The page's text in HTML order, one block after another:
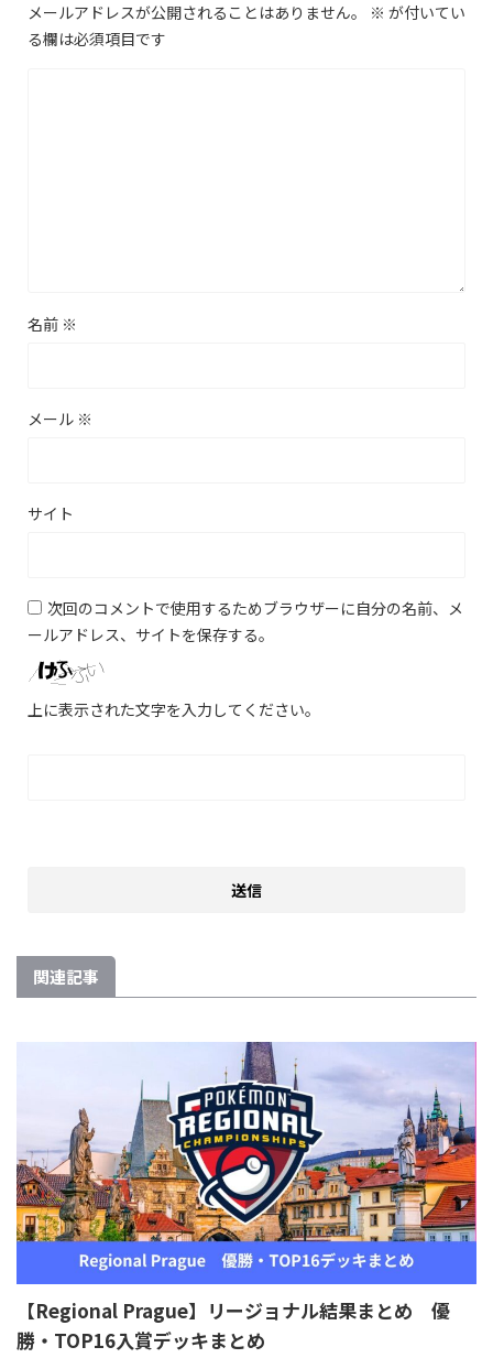
メールアドレスが公開されることはありません。 ※ が付いてい
る欄は必須項目です
名前 ※
メール ※
サイト
次回のコメントで使用するためブラウザーに自分の名前、メ
ールアドレス、サイトを保存する。
上に表示された文字を入力してください。
関連記事
【Regional Prague】リージョナル結果まとめ 優
勝・TOP16入賞デッキまとめ